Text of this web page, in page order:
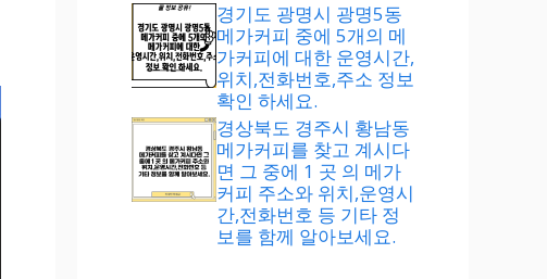
경기도 광명시 광명5동
메가커피 중에 5개의 메
가커피에 대한 운영시간,
위치,전화번호,주소 정보
확인 하세요.
경상북도 경주시 황남동
메가커피를 찾고 계시다
면 그 중에 1 곳 의 메가
커피 주소와 위치,운영시
간,전화번호 등 기타 정
보를 함께 알아보세요.